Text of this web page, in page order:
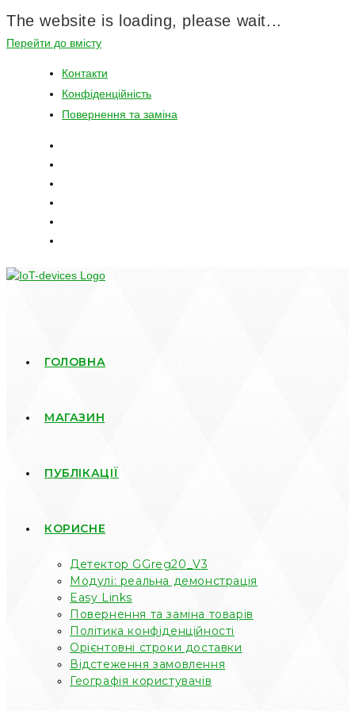
The website is loading, please wait...
Перейти до вмісту
Контакти
Конфіденційність
Повернення та заміна
ГОЛОВНА
МАГАЗИН
ПУБЛІКАЦІЇ
КОРИСНЕ
Детектор GGreg20_V3
Модулі: реальна демонстрація
Easy Links
Повернення та заміна товарів
Політика конфіденційності
Орієнтовні строки доставки
Відстеження замовлення
Географія користувачів